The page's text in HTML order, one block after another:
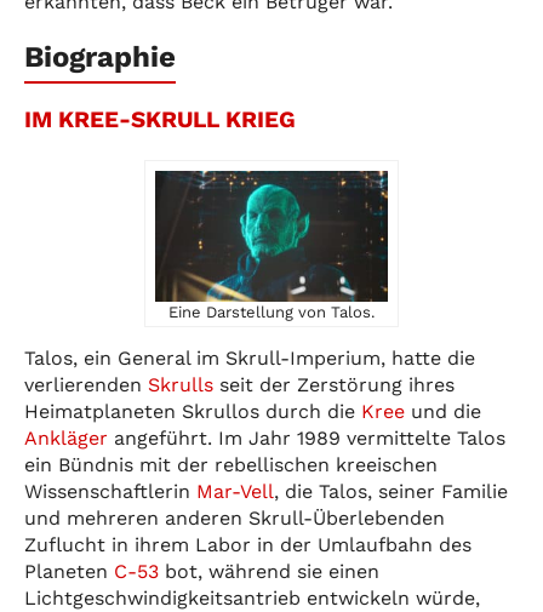
Biographie
IM KREE-SKRULL KRIEG
Eine Darstellung von Talos.
Talos, ein General im Skrull-Imperium, hatte die
verlierenden Skrulls seit der Zerstörung ihres
Heimatplaneten Skrullos durch die Kree und die
Ankläger angeführt. Im Jahr 1989 vermittelte Talos
ein Bündnis mit der rebellischen kreeischen
Wissenschaftlerin Mar-Vell, die Talos, seiner Familie
und mehreren anderen Skrull-Überlebenden
Zuflucht in ihrem Labor in der Umlaufbahn des
Planeten C-53 bot, während sie einen
Lichtgeschwindigkeitsantrieb entwickeln würde,